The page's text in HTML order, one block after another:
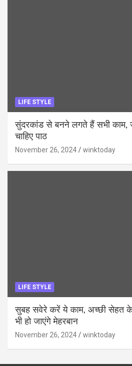
LIFE STYLE
सुंदरकांड से बनने लगते हैं सभी काम,
चाहिए पाठ
November 26, 2024 winktoday
LIFE STYLE
सुबह सवेरे करें ये काम, अच्छी सेहत
भी हो जाएंगे मेहरबान
November 26, 2024 winktoday